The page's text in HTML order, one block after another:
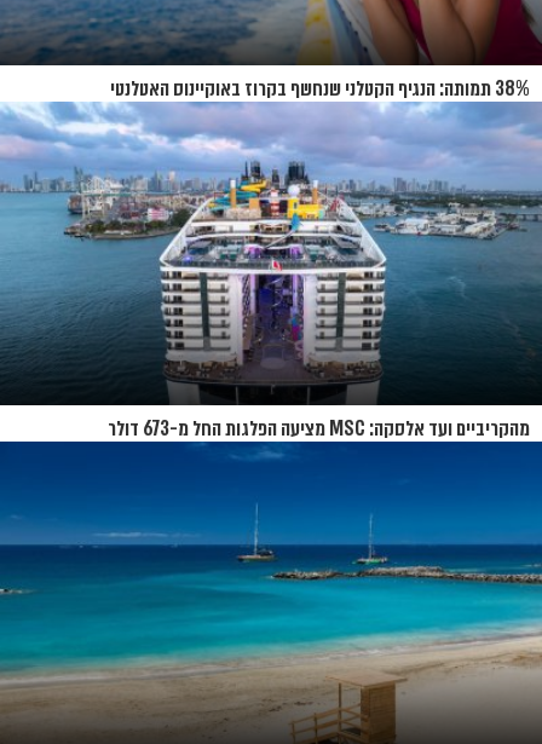
38% תמותה: הנגיף הקטלני שנחשף בקרוז באוקיינוס האטלנטי
מהקריביים ועד אלסקה: MSC מציעה הפלגות החל מ-673 דולר